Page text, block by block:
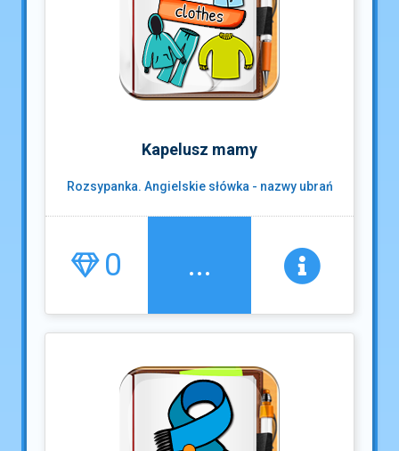
Kapelusz mamy
Rozsypanka. Angielskie słówka - nazwy ubrań
0 ...